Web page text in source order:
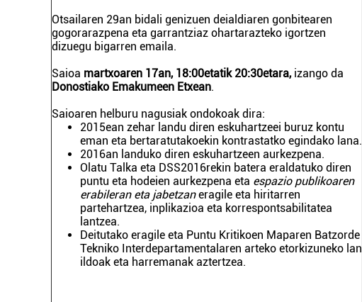
Otsailaren 29an bidali genizuen deialdiaren gonbitearen
gogorarazpena eta garrantziaz ohartarazteko igortzen
dizuegu bigarren emaila.
Saioa martxoaren 17an, 18:00etatik 20:30etara, izango da
Donostiako Emakumeen Etxean.
Saioaren helburu nagusiak ondokoak dira:
2015ean zehar landu diren eskuhartzeei buruz kontu
eman eta bertaratutakoekin kontrastatko egindako lana.
2016an landuko diren eskuhartzeen aurkezpena.
Olatu Talka eta DSS2016rekin batera eraldatuko diren
puntu eta hodeien aurkezpena eta espazio publikoaren
erabileran eta jabetzaneragile eta hiritarren
partehartzea, inplikazioa eta korrespontsabilitatea
lantzea.
Deitutako eragile eta Puntu Kritikoen Maparen Batzorde
Tekniko Interdepartamentalaren arteko etorkizuneko lan
ildoak eta harremanak aztertzea.